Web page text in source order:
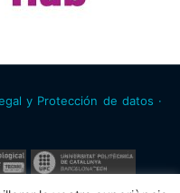
y Protección de datos ·